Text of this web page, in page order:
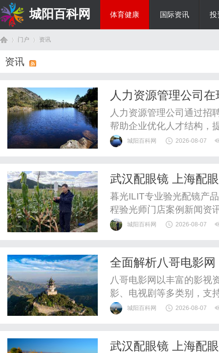
城阳百科网 体育健康 国际资讯 投
门户 资讯
资讯
人力资源管理公司
策略解析
人力资源管理公司通过招
帮助企业优化人才结构，
伴。城阳百科网 2026-08-07
武汉配眼镜 上海配
暮光ILIT专业验光配镜产
程验光师门店案例新闻资
惠，兼顾高专业度与高性
城阳百科网 2026-08-07
全面解析八哥电影
八哥电影网以丰富的影视
影、电视剧等多类别，支
影环境。
城阳百科网 2026-08-07
武汉配眼镜 上海配